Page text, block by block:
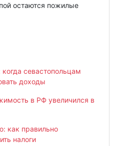
остаются пожилые
севастопольцам
доходы
в РФ увеличился в
как правильно
налоги